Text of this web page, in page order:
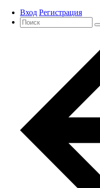
Вход Регистрация